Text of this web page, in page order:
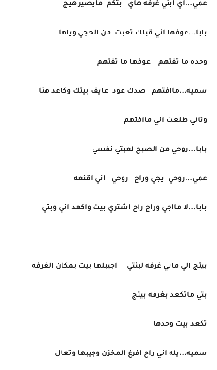
عمي...اي ابني غرفه هاي بتكم مايصير هيج
بابا...عوفها اني قبلك تعبت من الحجي وياها
وحده ما تفتهم عوفها ما تفتهم
سميه...ماافتهم صدك عود عايف بيتك وكاعد هنا
وتالي طلعت اني ماافتهم
بابا...روحي من الصبح لعبتي نفسي
عمي...روحي يجي وراج روحي اني اقنعه
بابا...لا مااجي وراج راح اشتري بيت واكعد اني وبتي
بيتج الي مابي غرفه لبنتي اجيبلها بيت بمكان الغرفه
بتي ماتكعد بغرفه بيتج
تكعد بيت وحدها
سميه...يله اني راح افرغ المخزن وجيبها وتعال